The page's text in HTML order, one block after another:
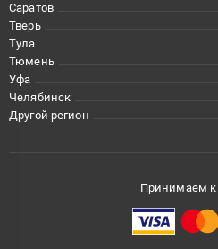
Саратов
Тверь
Тула
Тюмень
Уфа
Челябинск
Другой регион
Принимаем к